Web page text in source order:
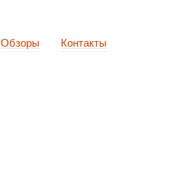
Обзоры Контакты